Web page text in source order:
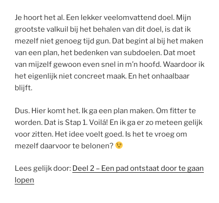
Je hoort het al. Een lekker veelomvattend doel. Mijn
grootste valkuil bij het behalen van dit doel, is dat ik
mezelf niet genoeg tijd gun. Dat begint al bij het maken
van een plan, het bedenken van subdoelen. Dat moet
van mijzelf gewoon even snel in m’n hoofd. Waardoor ik
het eigenlijk niet concreet maak. En het onhaalbaar
blijft.
Dus. Hier komt het. Ik ga een plan maken. Om fitter te
worden. Dat is Stap 1. Voilá! En ik ga er zo meteen gelijk
voor zitten. Het idee voelt goed. Is het te vroeg om
mezelf daarvoor te belonen?
Lees gelijk door: Deel 2 – Een pad ontstaat door te gaan
lopen